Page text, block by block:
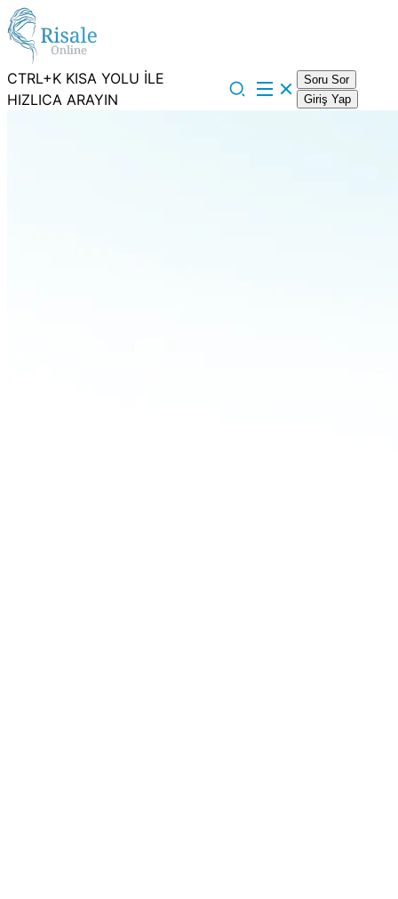
CTRL+K KISA YOLU İLE
HIZLICA ARAYIN
Soru Sor
Giriş Yap